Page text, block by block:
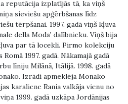
reputācija izplatījās tā, ka viņš
sieviešu apģērbšanas līdz
tērpšanai. 1997. gadā viņš kļuva
della Moda’ dalībnieku. Viņš bija
par tā locekli. Pirmo kolekciju
1997. gadā. Nākamajā gadā
līniju Milānā, Itālijā. 1998. gadā
Izrādi apmeklēja Monako
karaliene Rania valkāja vienu no
1999. gadā uzkāpa Jordānijas